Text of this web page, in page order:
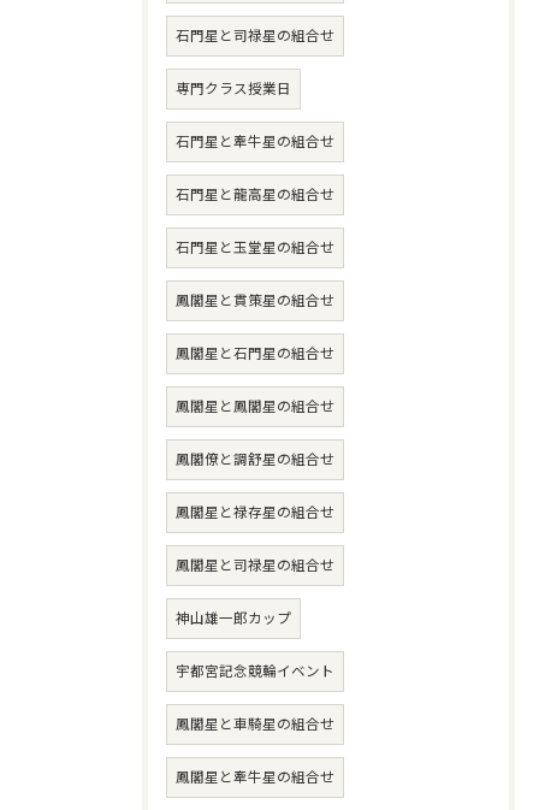
石門星と司禄星の組合せ
専門クラス授業日
石門星と牽牛星の組合せ
石門星と龍高星の組合せ
石門星と玉堂星の組合せ
鳳閣星と貫策星の組合せ
鳳閣星と石門星の組合せ
鳳閣星と鳳閣星の組合せ
鳳閣僚と調舒星の組合せ
鳳閣星と禄存星の組合せ
鳳閣星と司禄星の組合せ
神山雄一郎カップ
宇都宮記念競輪イベント
鳳閣星と車騎星の組合せ
鳳閣星と牽牛星の組合せ